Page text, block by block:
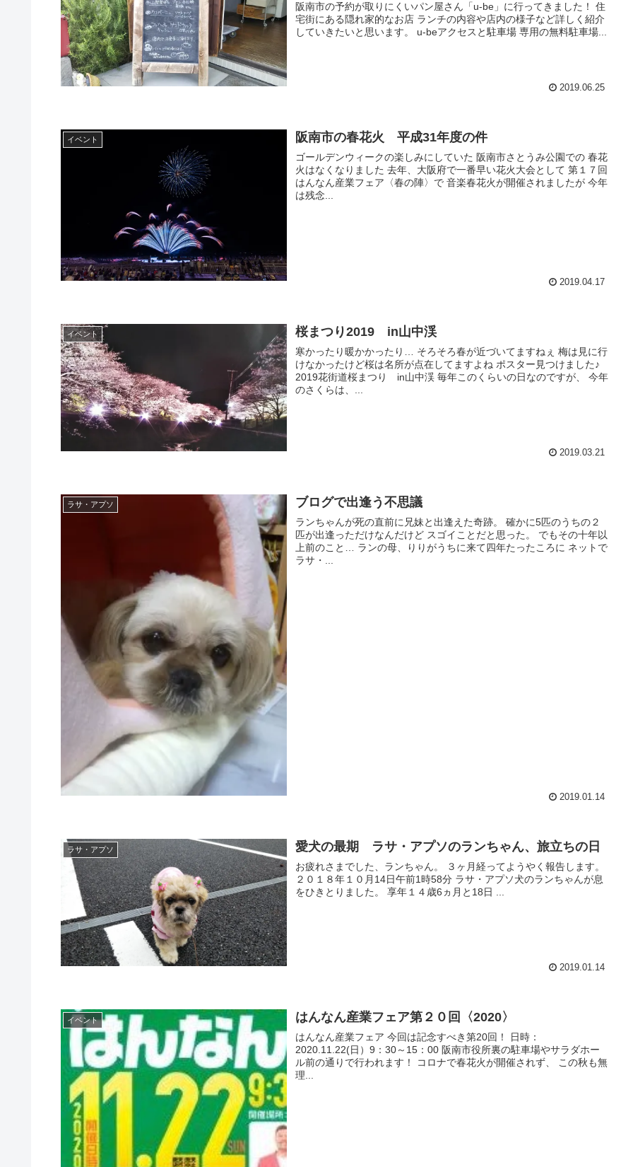
阪南市の予約が取りにくいパン屋さん「u-be」に行ってきました！ 住
宅街にある隠れ家的なお店 ランチの内容や店内の様子など詳しく紹介
していきたいと思います。 u-beアクセスと駐車場 専用の無料駐車場...
2019.06.25
イベント 阪南市の春花火 平成31年度の件
ゴールデンウィークの楽しみにしていた 阪南市さとうみ公園での 春花
火はなくなりました 去年、大阪府で一番早い花火大会として 第１７回
はんなん産業フェア〈春の陣〉で 音楽春花火が開催されましたが 今年
は残念...
2019.04.17
イベント 桜まつり2019 in山中渓
寒かったり暖かかったり… そろそろ春が近づいてますねぇ 梅は見に行
けなかったけど桜は名所が点在してますよね ポスター見つけました♪
2019花街道桜まつり in山中渓 毎年このくらいの日なのですが、 今年
のさくらは、...
2019.03.21
ラサ・アプソ ブログで出逢う不思議
ランちゃんが死の直前に兄妹と出逢えた奇跡。 確かに5匹のうちの２
匹が出逢っただけなんだけど スゴイことだと思った。 でもその十年以
上前のこと… ランの母、りりがうちに来て四年たったころに ネットで
ラサ・...
2019.01.14
ラサ・アプソ 愛犬の最期 ラサ・アプソのランちゃん、旅立ちの日
お疲れさまでした、ランちゃん。 ３ヶ月経ってようやく報告します。
２０１８年１０月14日午前1時58分 ラサ・アプソ犬のランちゃんが息
をひきとりました。 享年１４歳6ヵ月と18日 ...
2019.01.14
イベント はんなん産業フェア第２０回〈2020〉
はんなん産業フェア 今回は記念すべき第20回！ 日時：
2020.11.22(日）9：30～15：00 阪南市役所裏の駐車場やサラダホー
ル前の通りで行われます！ コロナで春花火が開催されず、 この秋も無
理...